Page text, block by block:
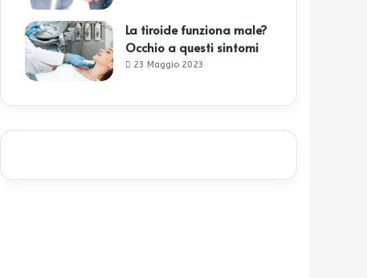
La tiroide funziona male?
Occhio a questi sintomi
23 Maggio 2023